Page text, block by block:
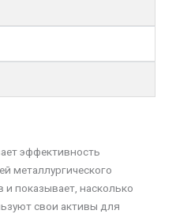
эффективность
металлургического
и показывает, насколько
свои активы для